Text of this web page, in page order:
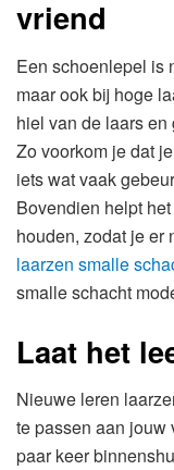
vriend
Een schoenlepel is
maar ook bij hoge
hiel van de laars
Zo voorkom je dat
iets wat vaak
Bovendien helpt
houden, zodat je er
laarzen smalle
smalle schacht
Laat het
Nieuwe leren
te passen aan jouw
paar keer